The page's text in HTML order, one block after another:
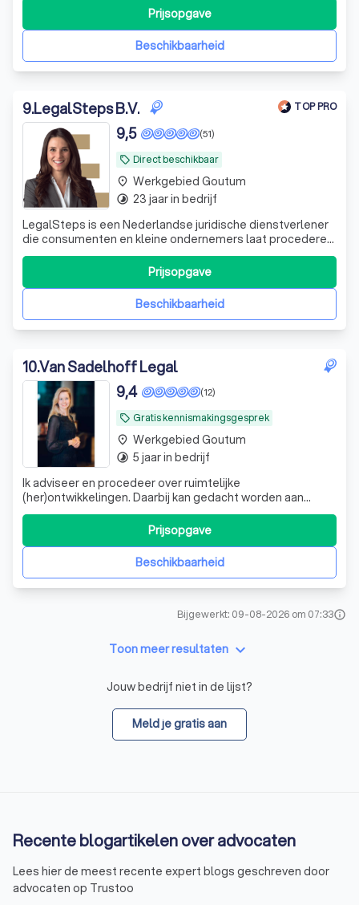
verdachten bij in strafzaken, geen slachtoffers.
Beschikbaarheid
Prijsopgave
9.LegalSteps B.V. TOP PRO
local_offer Direct beschikbaar
(51)
9,5
LegalSteps is een Nederlandse juridische dienstverlener
die consumenten en kleine ondernemers laat procederen
zonder voorschot, op basis van no cure no pay en met
overname van het proceskostenrisico.
Beschikbaarheid
Prijsopgave
place Werkgebied Goutum
timelapse 23 jaar in bedrijf
10.Van Sadelhoff Legal
local_offer Gratis kennismakingsgesprek
(12)
9,4
Ik adviseer en procedeer over ruimtelijke
(her)ontwikkelingen. Daarbij kan gedacht worden aan
bestemmingsplannen, vergunningen, milieu en
handhavingsprocedures. Uw omgeving is mijn specialiteit!
Beschikbaarheid
Prijsopgave
place Werkgebied Goutum
timelapse 5 jaar in bedrijf
Bijgewerkt: 09-08-2026 om 07:33info
Toon meer resultaten keyboard_arrow_down
Jouw bedrijf niet in de lijst?
Meld je gratis aan
Recente blogartikelen over advocaten
Lees hier de meest recente expert blogs geschreven door
advocaten op Trustoo